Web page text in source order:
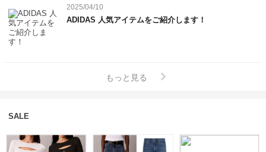
2025/04/10
ADIDAS 人気アイテムをご紹介します！
もっと見る
SALE